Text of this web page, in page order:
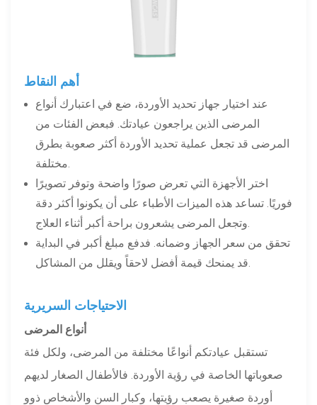
أهم النقاط
عند اختيار جهاز تحديد الأوردة، ضع في اعتبارك أنواع
المرضى الذين يراجعون عيادتك. فبعض الفئات من
المرضى قد تجعل عملية تحديد الأوردة أكثر صعوبة بطرق
اختر الأجهزة التي تعرض صورًا واضحة وتوفر تصويرًا
فوريًا. تساعد هذه الميزات الأطباء على أن يكونوا أكثر دقة
تحقق من سعر الجهاز وضمانه. فدفع مبلغ أكبر في البداية
الاحتياجات السريرية
أنواع المرضى
تستقبل عيادتكم أنواعًا مختلفة من المرضى، ولكل فئة
صعوباتها الخاصة في رؤية الأوردة. فالأطفال الصغار لديهم
أوردة صغيرة يصعب رؤيتها، وكبار السن والأشخاص ذوو